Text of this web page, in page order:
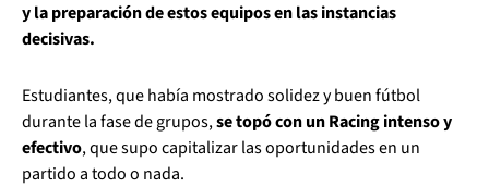
y la preparación de estos equipos en las instancias
decisivas.
Estudiantes, que había mostrado solidez y buen fútbol
durante la fase de grupos,se topó con un Racing intenso y
efectivo, que supo capitalizar las oportunidades en un
partido a todo o nada.